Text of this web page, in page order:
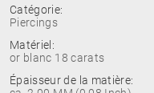
Catégorie:
Piercings
Matériel:
or blanc 18 carats
Épaisseur de la matière: